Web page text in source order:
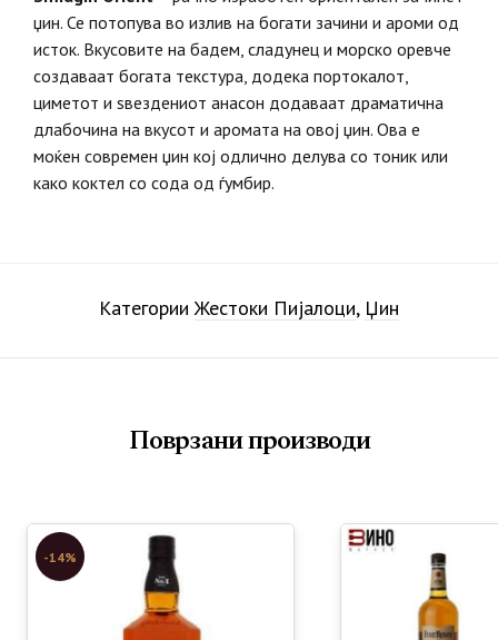
џин. Се потопува во излив на богати зачини и ароми од
исток. Вкусовите на бадем, сладунец и морско оревче
создаваат богата текстура, додека портокалот,
циметот и ѕвездениот анасон додаваат драматична
длабочина на вкусот и аромата на овој џин. Ова е
моќен современ џин кој одлично делува со тоник или
како коктел со сода од ѓумбир.
КатегорииЖестоки Пијалоци, Џин
Поврзани производи
-14%